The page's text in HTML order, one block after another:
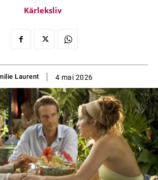
Kärleksliv
Laurent 4 mai 2026